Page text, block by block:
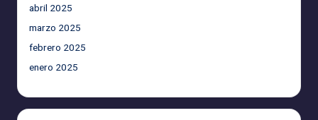
abril 2025
marzo 2025
febrero 2025
enero 2025